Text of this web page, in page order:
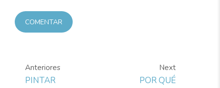
COMENTAR
Anteriores
PINTAR
Next
POR QUÉ